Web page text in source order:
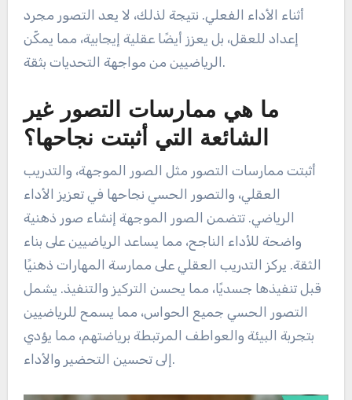
أثناء الأداء الفعلي. نتيجة لذلك، لا يعد التصور مجرد
إعداد للعقل، بل يعزز أيضًا عقلية إيجابية، مما يمكّن
الرياضيين من مواجهة التحديات بثقة.
ما هي ممارسات التصور غير
الشائعة التي أثبتت نجاحها؟
أثبتت ممارسات التصور مثل الصور الموجهة، والتدريب
العقلي، والتصور الحسي نجاحها في تعزيز الأداء
الرياضي. تتضمن الصور الموجهة إنشاء صور ذهنية
واضحة للأداء الناجح، مما يساعد الرياضيين على بناء
الثقة. يركز التدريب العقلي على ممارسة المهارات ذهنيًا
قبل تنفيذها جسديًا، مما يحسن التركيز والتنفيذ. يشمل
التصور الحسي جميع الحواس، مما يسمح للرياضيين
بتجربة البيئة والعواطف المرتبطة برياضتهم، مما يؤدي
إلى تحسين التحضير والأداء.